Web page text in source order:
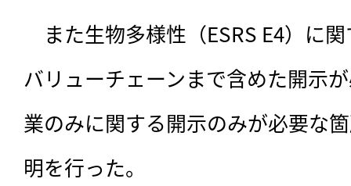
また生物多様性（ESRS E4）に
バリューチェーンまで含めた開示
業のみに関する開示のみが必要な
明を行った。